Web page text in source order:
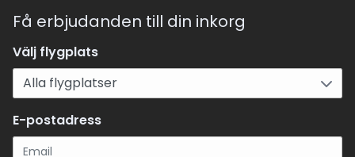
Få erbjudanden till din inkorg
Välj flygplats
E-postadress